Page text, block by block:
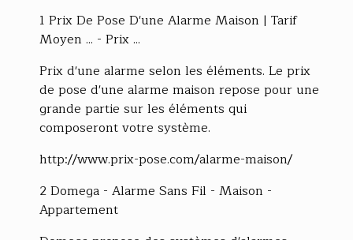
1 Prix De Pose D'une Alarme Maison | Tarif
Moyen ... - Prix ...
Prix d'une alarme selon les éléments. Le prix
de pose d'une alarme maison repose pour une
grande partie sur les éléments qui
composeront votre système.
http://www.prix-pose.com/alarme-maison/
2 Domega - Alarme Sans Fil - Maison -
Appartement